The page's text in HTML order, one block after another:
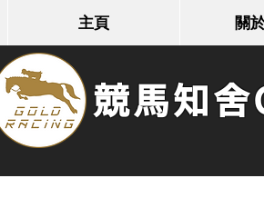
主頁 關
競馬知